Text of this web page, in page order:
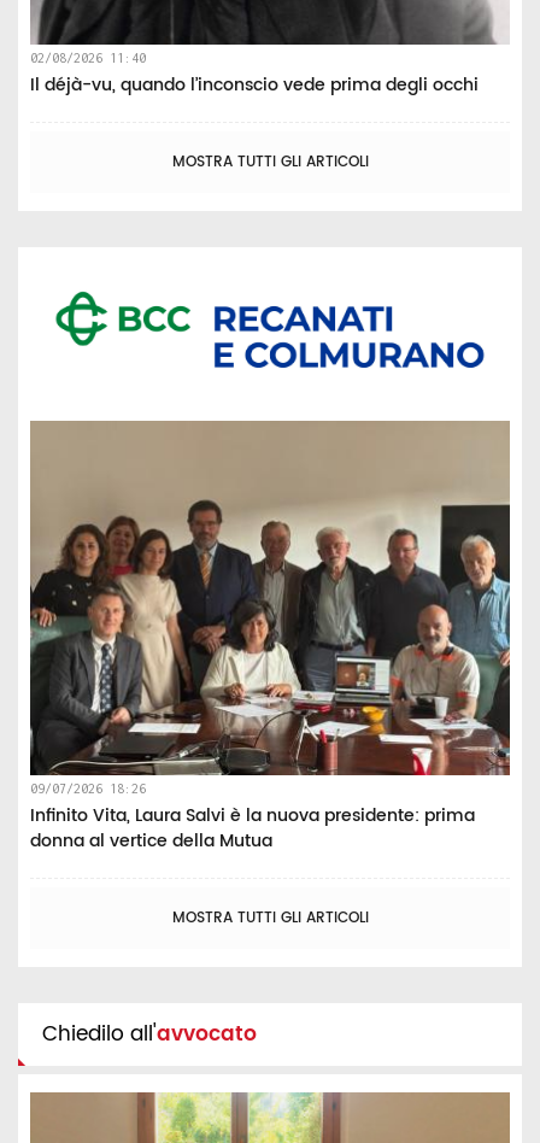
02/08/2026 11:40
Il déjà-vu, quando l’inconscio vede prima degli occhi
MOSTRA TUTTI GLI ARTICOLI
09/07/2026 18:26
Infinito Vita, Laura Salvi è la nuova presidente: prima
donna al vertice della Mutua
MOSTRA TUTTI GLI ARTICOLI
Chiedilo all'avvocato